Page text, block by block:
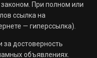
При полном или
ссылка на
— гиперссылка).
за достоверность
объявлениях.